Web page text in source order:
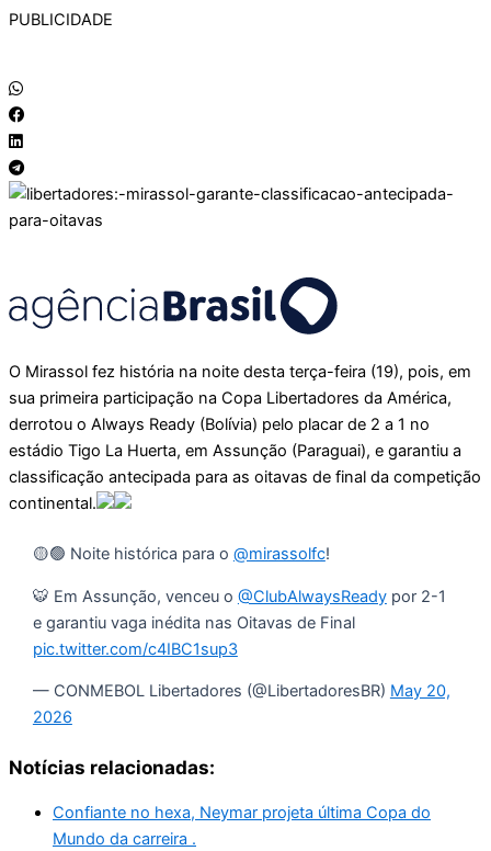
PUBLICIDADE
O Mirassol fez história na noite desta terça-feira (19), pois, em
sua primeira participação na Copa Libertadores da América,
derrotou o Always Ready (Bolívia) pelo placar de 2 a 1 no
estádio Tigo La Huerta, em Assunção (Paraguai), e garantiu a
classificação antecipada para as oitavas de final da competição
continental.
🟡🟢 Noite histórica para o @mirassolfc!
🐯 Em Assunção, venceu o @ClubAlwaysReadypor 2-1
e garantiu vaga inédita nas Oitavas de Final
pic.twitter.com/c4IBC1sup3
— CONMEBOL Libertadores (@LibertadoresBR) May 20,
2026
Notícias relacionadas:
Confiante no hexa, Neymar projeta última Copa do
Mundo da carreira .